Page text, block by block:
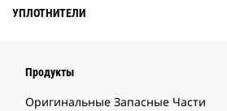
УПЛОТНИТЕЛИ
Продукты
Оригинальные Запасные Части